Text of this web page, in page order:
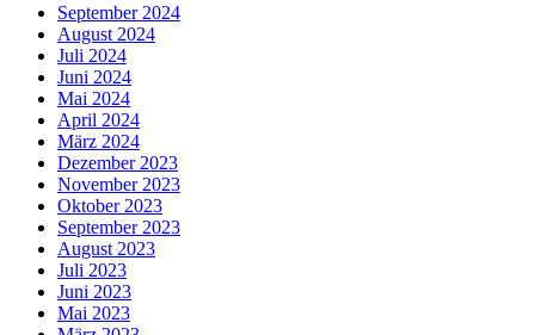
September 2024
August 2024
Juli 2024
Juni 2024
Mai 2024
April 2024
März 2024
Dezember 2023
November 2023
Oktober 2023
September 2023
August 2023
Juli 2023
Juni 2023
Mai 2023